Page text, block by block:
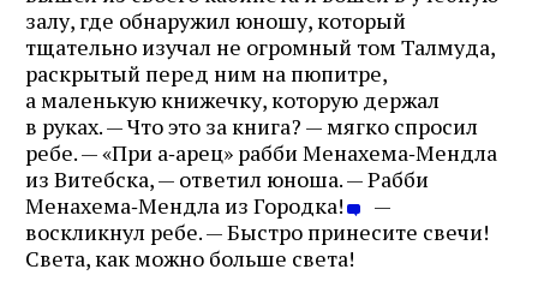
залу, где обнаружил юношу, который
тщательно изучал не огромный том Талмуда,
раскрытый перед ним на пюпитре,
а маленькую книжечку, которую держал
в руках. — Что это за книга? — мягко спросил
ребе. — «При а‑арец» рабби Менахема‑Мендла
из Витебска, — ответил юноша. — Рабби
Менахема‑Мендла из Городка!
—
воскликнул ребе. — Быстро принесите свечи!
Света, как можно больше света!